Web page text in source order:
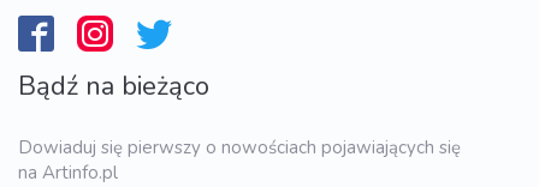
Bądź na bieżąco
Dowiaduj się pierwszy o nowościach pojawiających się
na Artinfo.pl